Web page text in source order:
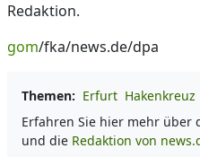
Redaktion.
gom/fka/news.de/dpa
Themen: Erfurt Hakenkreuz
Erfahren Sie hier mehr über
und die Redaktion von